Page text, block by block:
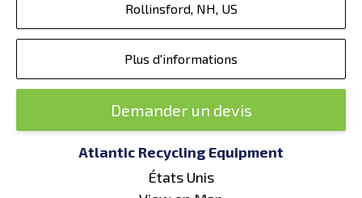
Rollinsford, NH, US
Plus d'informations
Demander un devis
Atlantic Recycling Equipment
États Unis